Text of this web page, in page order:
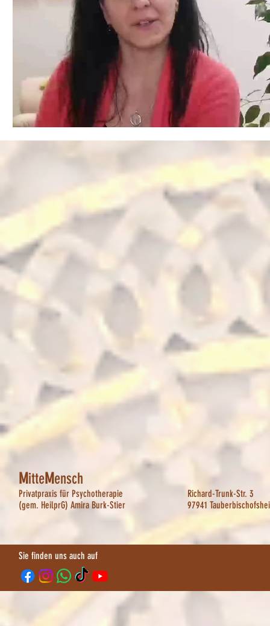
MitteMensch
Privatpraxis für Psychotherapie
(gem. HeilprG) Amira Burk-Stier
Richard-Trunk-Str. 3
97941
Sie finden uns auch auf